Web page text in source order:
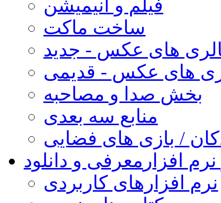
فیلم و انیمیشن
ساخت ماکت
های عکس - جدید
های عکس - قدیمی
بخش صدا و مصاحبه
منابع سه بعدی
/ بازی های فضایی
افزار معرفی و دانلود
نرم افزارهای کاربردی